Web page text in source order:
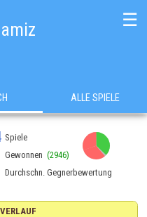
☰
ALLE SPIELE
Spiele
Gewonnen (2946)
Durchschn. Gegnerbewertung